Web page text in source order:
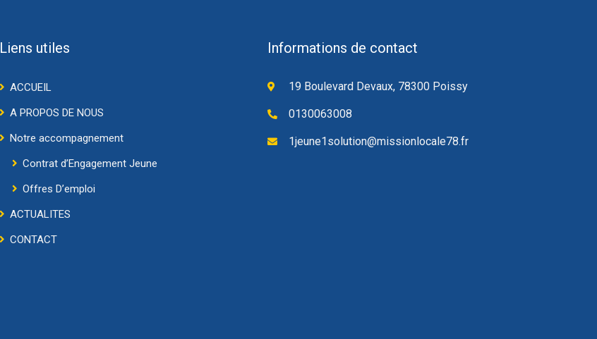
Liens utiles
ACCUEIL
A PROPOS DE NOUS
Notre accompagnement
Contrat d’Engagement Jeune
Offres D’emploi
ACTUALITES
CONTACT
Informations de contact
19 Boulevard Devaux, 78300 Poissy
0130063008
1jeune1solution@missionlocale78.fr